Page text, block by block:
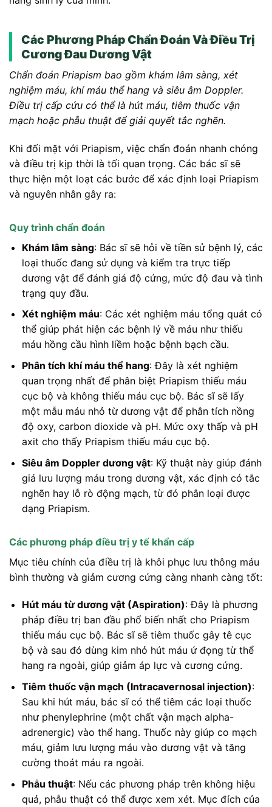
Các Phương Pháp Chẩn Đoán Và Điều Trị
Cương Đau Dương Vật
Chẩn đoán Priapism bao gồm khám lâm sàng, xét
nghiệm máu, khí máu thể hang và siêu âm Doppler.
Điều trị cấp cứu có thể là hút máu, tiêm thuốc vận
mạch hoặc phẫu thuật để giải quyết tắc nghẽn.
Khi đối mặt với Priapism, việc chẩn đoán nhanh chóng
và điều trị kịp thời là tối quan trọng. Các bác sĩ sẽ
thực hiện một loạt các bước để xác định loại Priapism
và nguyên nhân gây ra:
Quy trình chẩn đoán
Khám lâm sàng: Bác sĩ sẽ hỏi về tiền sử bệnh lý, các
loại thuốc đang sử dụng và kiểm tra trực tiếp
dương vật để đánh giá độ cứng, mức độ đau và tình
trạng quy đầu.
Xét nghiệm máu: Các xét nghiệm máu tổng quát có
thể giúp phát hiện các bệnh lý về máu như thiếu
máu hồng cầu hình liềm hoặc bệnh bạch cầu.
Phân tích khí máu thể hang: Đây là xét nghiệm
quan trọng nhất để phân biệt Priapism thiếu máu
cục bộ và không thiếu máu cục bộ. Bác sĩ sẽ lấy
một mẫu máu nhỏ từ dương vật để phân tích nồng
độ oxy, carbon dioxide và pH. Mức oxy thấp và pH
axit cho thấy Priapism thiếu máu cục bộ.
Siêu âm Doppler dương vật: Kỹ thuật này giúp đánh
giá lưu lượng máu trong dương vật, xác định có tắc
nghẽn hay lỗ rò động mạch, từ đó phân loại được
dạng Priapism.
Các phương pháp điều trị y tế khẩn cấp
Mục tiêu chính của điều trị là khôi phục lưu thông máu
bình thường và giảm cương cứng càng nhanh càng tốt:
Hút máu từ dương vật (Aspiration): Đây là phương
pháp điều trị ban đầu phổ biến nhất cho Priapism
thiếu máu cục bộ. Bác sĩ sẽ tiêm thuốc gây tê cục
bộ và sau đó dùng kim nhỏ hút máu ứ đọng từ thể
hang ra ngoài, giúp giảm áp lực và cương cứng.
Tiêm thuốc vận mạch (Intracavernosal injection):
Sau khi hút máu, bác sĩ có thể tiêm các loại thuốc
như phenylephrine (một chất vận mạch alpha-
adrenergic) vào thể hang. Thuốc này giúp co mạch
máu, giảm lưu lượng máu vào dương vật và tăng
cường thoát máu ra ngoài.
Phẫu thuật: Nếu các phương pháp trên không hiệu
quả, phẫu thuật có thể được xem xét. Mục đích của